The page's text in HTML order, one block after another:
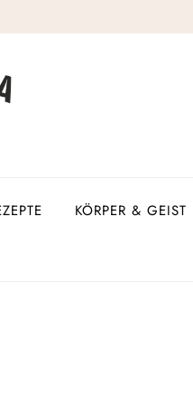
KÖRPER & GEIST